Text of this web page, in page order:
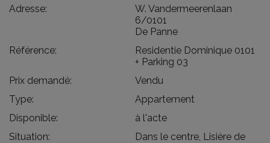
Adresse:
W. Vandermeerenlaan
6/0101
De Panne
Référence:
Residentie Dominique 0101
+ Parking 03
Prix demandé:
Vendu
Type:
Appartement
Disponible:
à l'acte
Situation:
Dans le centre, Lisière de